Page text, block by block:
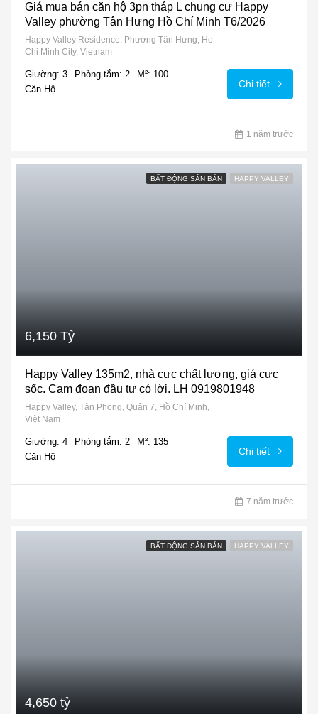
Giá mua bán căn hộ 3pn tháp L chung cư Happy
Valley phường Tân Hưng Hồ Chí Minh T6/2026
Happy Valley Residence, Phường Tân Hưng, Ho
Chi Minh City, Vietnam
Giường: 3 Phòng tắm: 2
M²: 100
Căn Hộ
Chi tiết
1 năm trước
BẤT ĐỘNG SẢN BÁN HAPPY VALLEY
6,150 Tỷ
Happy Valley 135m2, nhà cực chất lượng, giá cực
sốc. Cam đoan đầu tư có lời. LH 0919801948
Happy Valley, Tân Phong, Quận 7, Hồ Chí Minh,
Việt Nam
Giường: 4 Phòng tắm: 2
M²: 135
Căn Hộ
Chi tiết
7 năm trước
BẤT ĐỘNG SẢN BÁN HAPPY VALLEY
4,650 tỷ